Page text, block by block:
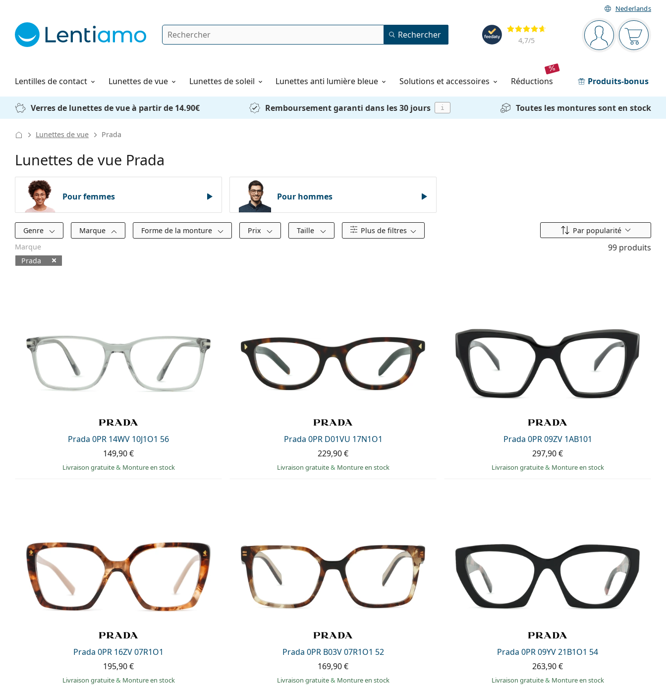
Nederlands
Barre de navigation
Vous êtesVotre
Évaluation
4,7/5
Rechercher Rechercher
Lentilles de contact
Solutions Lunettes de vue Lunettes de soleil Lunettes anti lumière bleue Solutions et accessoires réductions Produits-bonus
Comment commander
Verres de lunettes de vue à partir de 14.90€ Remboursement garanti dans les 30 jours i Toutes les montures sont en stock
Lunettes de vue Prada
Lunettes de vue Prada
Pour femmes Pour hommes
Filtres
Genre Marque Forme de la monture Prix Taille Plus de filtres Classer par
Par popularité
Marque
Prada
99 produits
Prada 0PR 14WV 10J1O1 56
149,90 €
Livraison gratuite& Monture en stock
Prada 0PR D01VU 17N1O1
229,90 €
Livraison gratuite& Monture en stock
Prada 0PR 09ZV 1AB101
297,90 €
Livraison gratuite& Monture en stock
Prada 0PR 16ZV 07R1O1
195,90 €
Livraison gratuite& Monture en stock
Prada 0PR B03V 07R1O1 52
169,90 €
Livraison gratuite& Monture en stock
Prada 0PR 09YV 21B1O1 54
263,90 €
Livraison gratuite& Monture en stock